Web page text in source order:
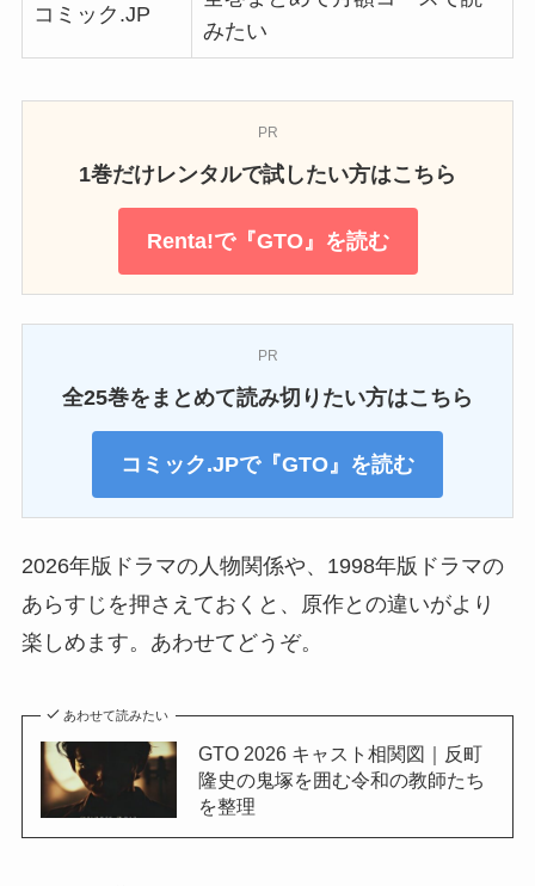
コミック.JP
みたい
PR
1巻だけレンタルで試したい方はこちら
Renta!で『GTO』を読む
PR
全25巻をまとめて読み切りたい方はこちら
コミック.JPで『GTO』を読む
2026年版ドラマの人物関係や、1998年版ドラマの
あらすじを押さえておくと、原作との違いがより
楽しめます。あわせてどうぞ。
あわせて読みたい
GTO 2026 キャスト相関図｜反町
隆史の鬼塚を囲む令和の教師たち
を整理